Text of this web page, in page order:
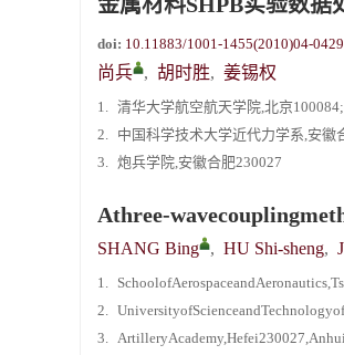
doi: 10.11883/1001-1455(2010)04-
尚兵 , 胡时胜, 姜锡权
1. 清华大学航空航天学院,北京100084;
2. 中国科学技术大学近代力学系,安徽
3. 炮兵学院,安徽合肥230027
Athree-
SHANG Bing , HU Shi-sheng,
1.
2.
3.